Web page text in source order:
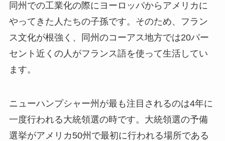
同州での工業化の際にヨーロッパからアメリカに
やってきた人たちの子孫です。そのため、フラン
ス文化が根強く、同州のコーアス地方では20パー
セント近くの人がフランス語を使って生活してい
ます。
ニューハンプシャー州が最も注目されるのは4年に
一度行われる大統領選の時です。大統領選の予備
選挙がアメリカ50州で最初に行われる場所である